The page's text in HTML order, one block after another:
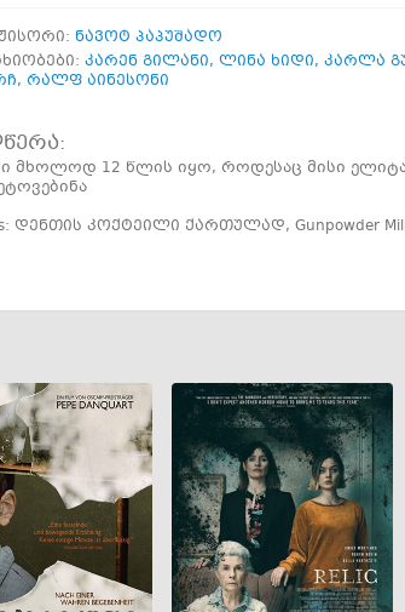
ნავოტ პაპუშადო
კარენ გილანი, ლინა ხიდი, კარლა
, რალფ აინესონი
მხოლოდ 12 წლის იყო, როდესაც მისი
დენთის კოქტეილი ქართულად, Gunpowder